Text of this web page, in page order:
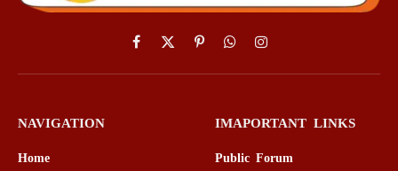
Facebook
X
(Twitter)
PinterestWhatsAppInstagram
NAVIGATION
Home
IMAPORTANT LINKS
Public Forum